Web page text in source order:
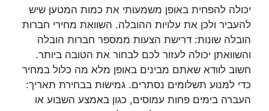
יכולה להפחית באופן משמעותי את כמות המטען שיש
להעביר ולכן את עלויות ההובלה. השוואת מחירי חברות
הובלה שונות: דרישת הצעות ממספר חברות הובלה
והשוואתן יכולה לעזור לכם לבחור את הטובה ביותר.
חשוב לוודא שאתם מבינים באופן מלא מה כלול במחיר
כדי למנוע תשלומים נסתרים. גמישות בבחירת תאריך:
העברה בימים פחות עמוסים, כגון באמצע השבוע או